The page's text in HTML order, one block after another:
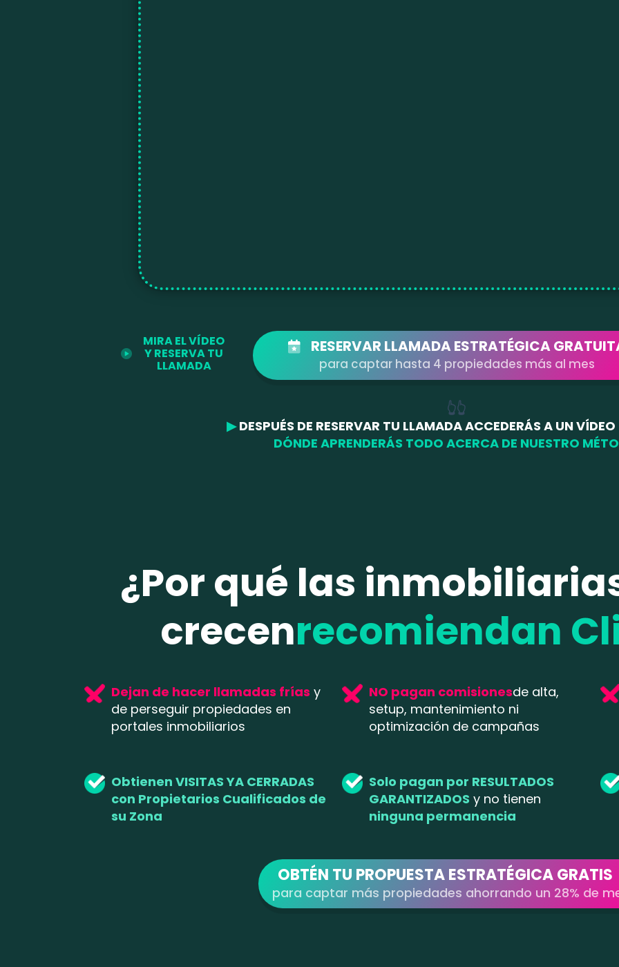
MIRA EL VÍDEO
Y RESERVA TU
LLAMADA
RESERVAR LLAMADA ESTRATÉGICA
para captar hasta 4 propiedades más al mes
👆👆
▶DESPUÉS DE RESERVAR TU LLAMADA ACCEDERÁS A UN
DÓNDE APRENDERÁS TODO ACERCA DE NUESTRO
¿Por qué las
crecenrecomiendan
Dejan de hacer llamadas frías y
de perseguir propiedades en
portales inmobiliarios
Obtienen VISITAS YA CERRADAS
con Propietarios Cualificados de
su Zona
NO pagan comisionesde alta,
setup, mantenimiento ni
optimización de campañas
Solo pagan por RESULTADOS
GARANTIZADOS y no tienen
ninguna permanencia
OBTÉN TU PROPUESTA ESTRATÉGICA GRATIS
para captar más propiedades ahorrando un 28% de